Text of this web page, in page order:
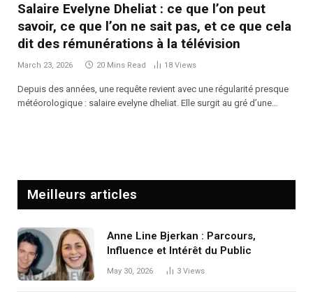
Salaire Evelyne Dheliat : ce que l’on peut
savoir, ce que l’on ne sait pas, et ce que cela
dit des rémunérations à la télévision
March 23, 2026 20 Mins Read 18 Views
Depuis des années, une requête revient avec une régularité presque
météorologique : salaire evelyne dheliat. Elle surgit au gré d’une…
Meilleurs articles
Anne Line Bjerkan : Parcours,
Influence et Intérêt du Public
May 30, 2026 3 Views